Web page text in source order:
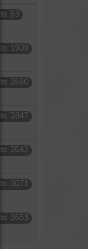
ฮิต: 63
ฮิต: 1909
ฮิต: 2660
ฮิต: 2847
ฮิต: 2642
ฮิต: 3071
ฮิต: 3653